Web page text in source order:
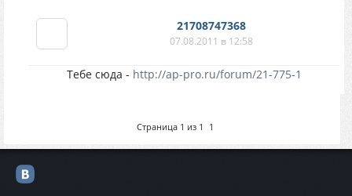
21708747368
07.08.2011 в 12:58
Тебе сюда - http://ap-pro.ru/forum/21-775-1
Страница 1 из 1 1